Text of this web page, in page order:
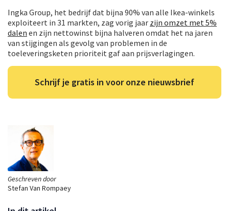
Geschreven door
Stefan Van Rompaey
Ingka Group, het bedrijf dat bijna 90% van alle Ikea-winkels
exploiteert in 31 markten, zag vorig jaar zijn omzet met 5%
dalen en zijn nettowinst bijna halveren omdat het na jaren
van stijgingen als gevolg van problemen in de
toeleveringsketen prioriteit gaf aan prijsverlagingen.
Schrijf je gratis in voor onze nieuwsbrief